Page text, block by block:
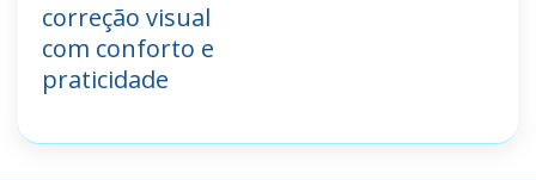
correção visual
com conforto e
praticidade